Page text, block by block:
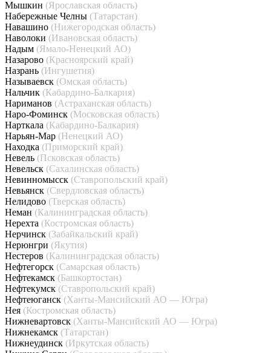
Мышкин (Ярославская область)
Набережные Челны (Татарстан)
Навашино (Нижегородская область)
Наволоки (Ивановская область)
Надым (Ямало-Ненецкий АО)
Назарово (Красноярский край)
Назрань (Ингушетия)
Называевск (Омская область)
Нальчик (Кабардино-Балкария)
Нариманов (Астраханская область)
Наро-Фоминск (Московская область)
Нарткала (Кабардино-Балкария)
Нарьян-Мар (Ненецкий АО)
Находка (Приморский край)
Невель (Псковская область)
Невельск (Сахалинская область)
Невинномысск (Ставропольский край)
Невьянск (Свердловская область)
Нелидово (Тверская область)
Неман (Калининградская область)
Нерехта (Костромская область)
Нерчинск (Забайкальский край)
Нерюнгри (Якутия)
Нестеров (Калининградская область)
Нефтегорск (Самарская область)
Нефтекамск (Башкортостан)
Нефтекумск (Ставропольский край)
Нефтеюганск (Ханты-Мансийский АО — Югра)
Нея (Костромская область)
Нижневартовск (Ханты-Мансийский АО — Югра)
Нижнекамск (Татарстан)
Нижнеудинск (Иркутская область)